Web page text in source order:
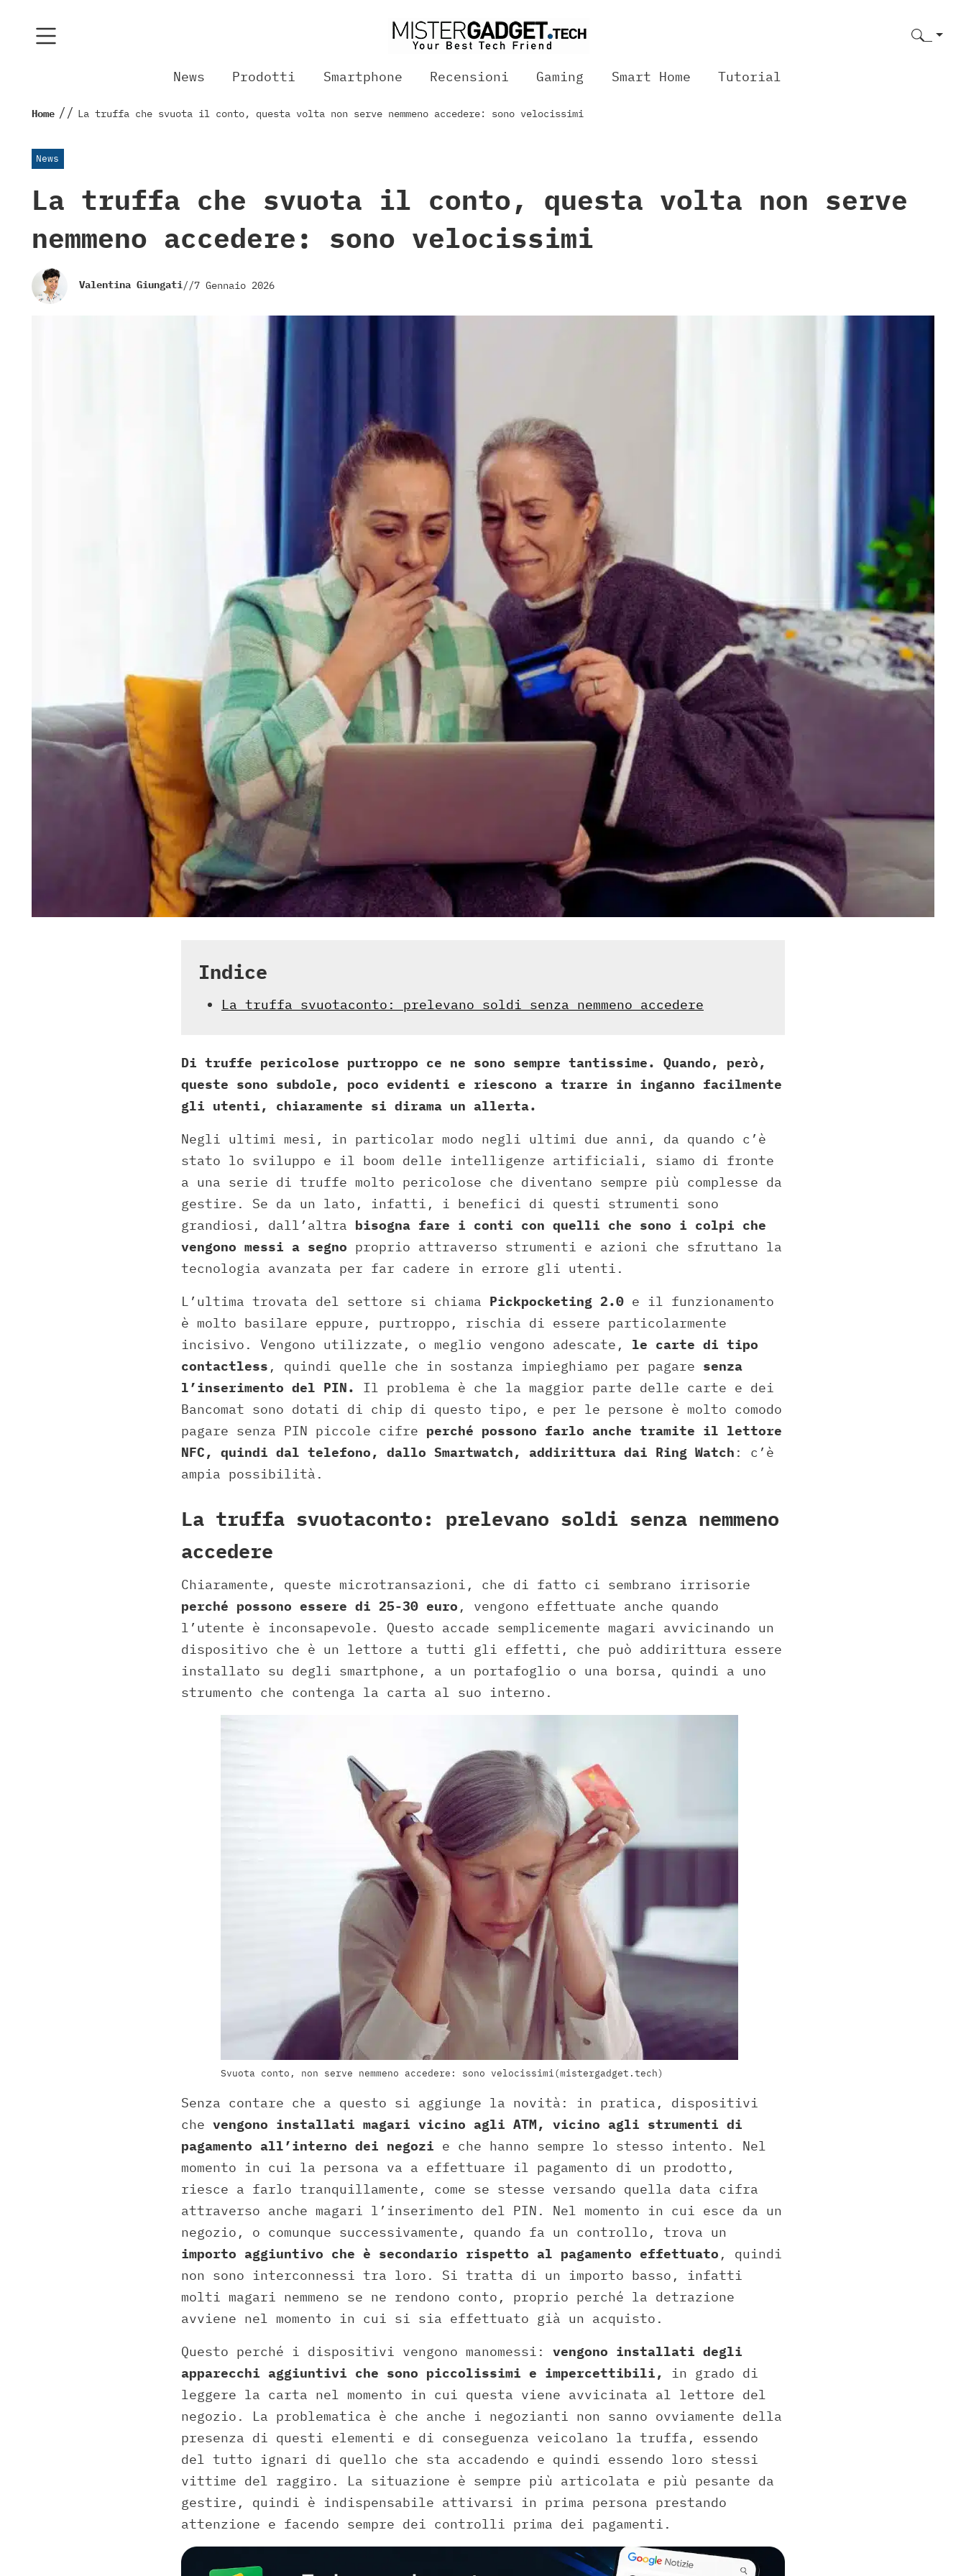
News Prodotti Smartphone Recensioni Gaming Smart Home Tutorial
Home // La truffa che svuota il conto, questa volta non serve nemmeno accedere: sono velocissimi
News
La truffa che svuota il conto, questa volta non serve
nemmeno accedere: sono velocissimi
Valentina Giungati//7 Gennaio 2026
Indice
La truffa svuotaconto: prelevano soldi senza nemmeno accedere
Di truffe pericolose purtroppo ce ne sono sempre tantissime. Quando, però,
queste sono subdole, poco evidenti e riescono a trarre in inganno facilmente
gli utenti, chiaramente si dirama un allerta.
Negli ultimi mesi, in particolar modo negli ultimi due anni, da quando c’è
stato lo sviluppo e il boom delle intelligenze artificiali, siamo di fronte
a una serie di truffe molto pericolose che diventano sempre più complesse da
gestire. Se da un lato, infatti, i benefici di questi strumenti sono
grandiosi, dall’altra bisogna fare i conti con quelli che sono i colpi che
vengono messi a segno proprio attraverso strumenti e azioni che sfruttano la
tecnologia avanzata per far cadere in errore gli utenti.
L’ultima trovata del settore si chiama Pickpocketing 2.0 e il funzionamento
è molto basilare eppure, purtroppo, rischia di essere particolarmente
incisivo. Vengono utilizzate, o meglio vengono adescate, le carte di tipo
contactless , quindi quelle che in sostanza impieghiamo per pagare senza
l’inserimento del PIN.
Il problema è che la maggior parte delle carte e dei
Bancomat sono dotati di chip di questo tipo, e per le persone è molto comodo
pagare senza PIN piccole cifre perché possono farlo anche tramite il lettore
NFC, quindi dal telefono, dallo Smartwatch, addirittura dai Ring Watch : c’è
ampia possibilità.
La truffa svuotaconto: prelevano soldi senza nemmeno
accedere
Chiaramente, queste microtransazioni, che di fatto ci sembrano irrisorie
perché possono essere di 25-30 euro , vengono effettuate anche quando
l’utente è inconsapevole. Questo accade semplicemente magari avvicinando un
dispositivo che è un lettore a tutti gli effetti, che può addirittura essere
installato su degli smartphone, a un portafoglio o una borsa, quindi a uno
strumento che contenga la carta al suo interno.
Svuota conto, non serve nemmeno accedere: sono velocissimi(mistergadget.tech)
Senza contare che a questo si aggiunge la novità: in pratica, dispositivi
che vengono installati magari vicino agli ATM, vicino agli strumenti di
pagamento all’interno dei negozi e che hanno sempre lo stesso intento. Nel
momento in cui la persona va a effettuare il pagamento di un prodotto,
riesce a farlo tranquillamente, come se stesse versando quella data cifra
attraverso anche magari l’inserimento del PIN. Nel momento in cui esce da un
negozio, o comunque successivamente, quando fa un controllo, trova un
importo aggiuntivo che è secondario rispetto al pagamento effettuato , quindi
non sono interconnessi tra loro. Si tratta di un importo basso, infatti
molti magari nemmeno se ne rendono conto, proprio perché la detrazione
avviene nel momento in cui si sia effettuato già un acquisto.
Questo perché i dispositivi vengono manomessi:
vengono installati degli
apparecchi aggiuntivi che sono piccolissimi e impercettibili,
in grado di
leggere la carta nel momento in cui questa viene avvicinata al lettore del
negozio. La problematica è che anche i negozianti non sanno ovviamente della
presenza di questi elementi e di conseguenza veicolano la truffa, essendo
del tutto ignari di quello che sta accadendo e quindi essendo loro stessi
vittime del raggiro. La situazione è sempre più articolata e più pesante da
gestire, quindi è indispensabile attivarsi in prima persona prestando
attenzione e facendo sempre dei controlli prima dei pagamenti.